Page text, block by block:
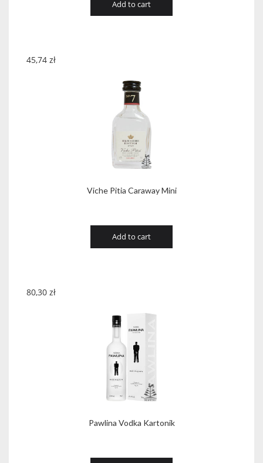
Add to cart
Viche Pitia Caraway Mini
45,74 zł
Add to cart
Pawlina Vodka Kartonik
80,30 zł